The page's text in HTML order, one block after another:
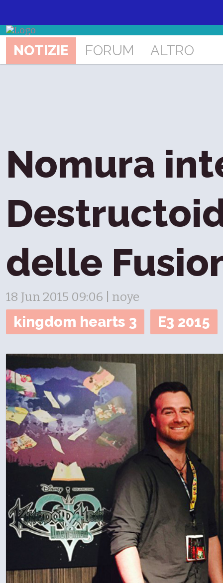
NOTIZIE FORUM ALTRO
Nomura
delle
18 Jun 2015 09:06 | noye
kingdom hearts 3 E3 2015